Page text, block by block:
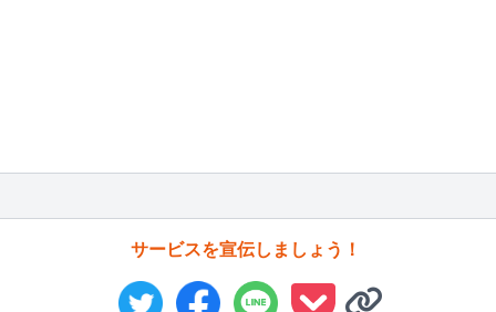
サービスを宣伝しましょう！